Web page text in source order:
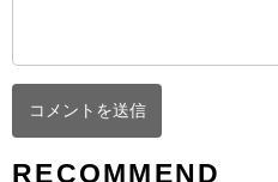
RECOMMEND